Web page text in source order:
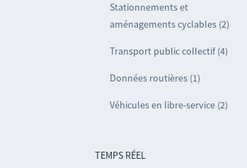
Stationnements et
aménagements cyclables (2)
Transport public collectif (4)
Données routières (1)
Véhicules en libre-service (2)
TEMPS RÉEL